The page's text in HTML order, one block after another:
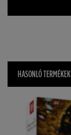
HASONLÓ TERMÉKEK